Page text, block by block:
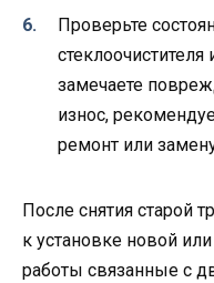
Проверьте
замечаете
износ,
ремонт или
После снятия старой
к установке новой
работы связанные с